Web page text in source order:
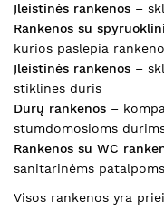
Įleistinės rankenos –
Rankenos su
kurios paslepia
Įleistinės rankenos –
stiklines duris
Durų rankenos –
stumdomosioms
Rankenos su WC
sanitarinėms
Visos rankenos yra